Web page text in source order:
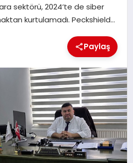
sektörü, 2024’te de siber
kurtulamadı. Peckshield…
Paylaş